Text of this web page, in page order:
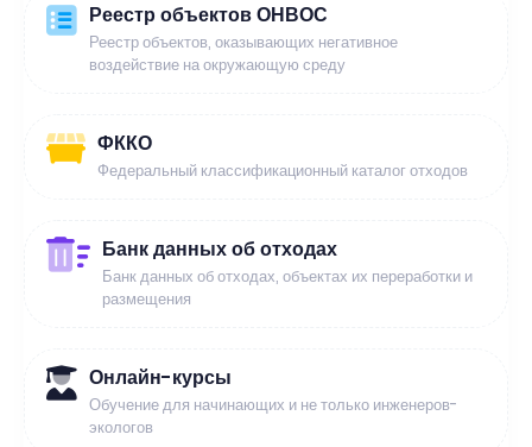
Реестр объектов ОНВОС
Реестр объектов, оказывающих негативное
воздействие на окружающую среду
ФККО
Федеральный классификационный каталог отходов
Банк данных об отходах
Банк данных об отходах, объектах их переработки и
размещения
Онлайн-курсы
Обучение для начинающих и не только инженеров-
экологов